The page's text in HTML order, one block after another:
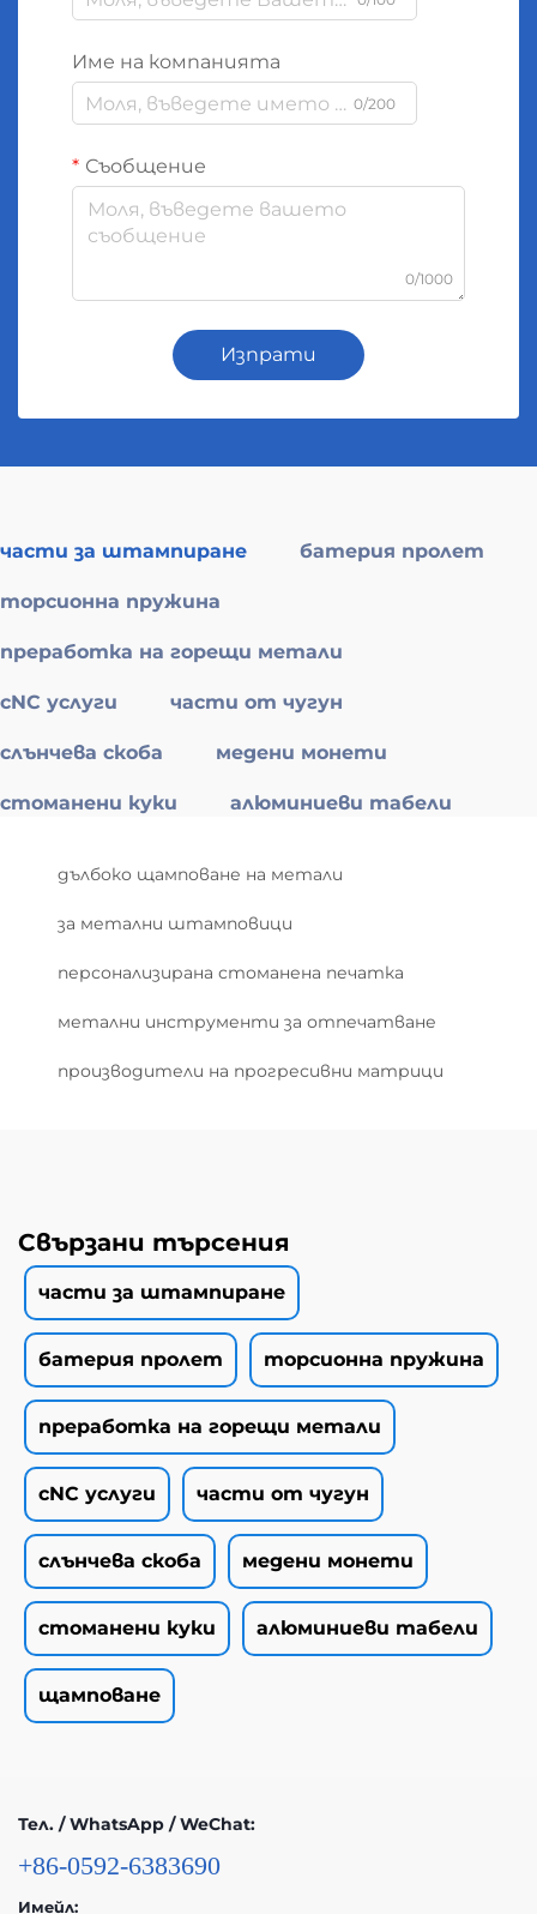
Име на компанията
0/200
Съобщение
0/1000
Изпрати
части за штампиране батерия пролет
торсионна пружина
преработка на горещи метали
cNC услуги части от чугун
слънчева скоба медени монети
стоманени куки алюминиеви табели
дълбоко щамповане на метали
за метални штамповици
персонализирана стоманена печатка
метални инструменти за отпечатване
производители на прогресивни матрици
Свързани търсения
части за штампиране
батерия пролет торсионна пружина
преработка на горещи метали
cNC услуги части от чугун
слънчева скоба медени монети
стоманени куки алюминиеви табели
щамповане
Тел. / WhatsApp / WeChat:
+86-0592-6383690
Имейл: